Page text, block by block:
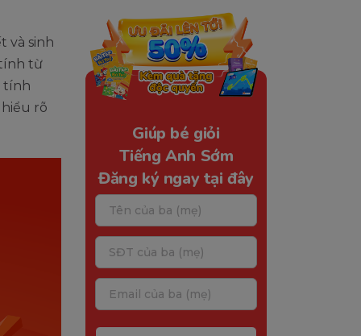
và sinh
từ
tính
rõ
Giúp bé giỏi
Tiếng Anh Sớm
Đăng ký ngay tại đây